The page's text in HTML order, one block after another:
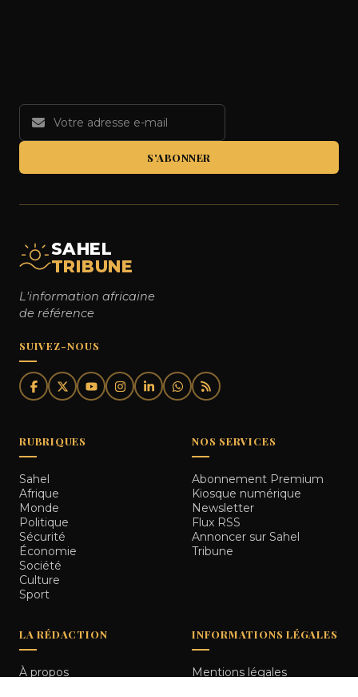
S'ABONNER
SAHEL
TRIBUNE
L'information africaine
de référence
SUIVEZ-NOUS
RUBRIQUES
Sahel
Afrique
Monde
Politique
Sécurité
Économie
Société
Culture
Sport
NOS SERVICES
Abonnement Premium
Kiosque numérique
Newsletter
Flux RSS
Annoncer sur Sahel
Tribune
LA RÉDACTION
À propos
INFORMATIONS LÉGALES
Mentions légales